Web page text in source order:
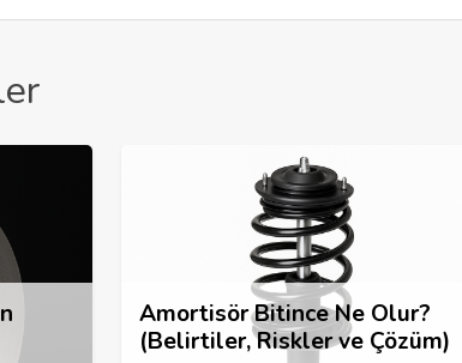
Amortisör Bitince Ne Olur?
(Belirtiler, Riskler ve Çözüm)